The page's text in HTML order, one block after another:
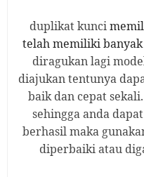
duplikat kunci
telah memiliki
diragukan lagi
diajukan tentunya
baik dan cepat
sehingga anda
berhasil maka
diperbaiki atau